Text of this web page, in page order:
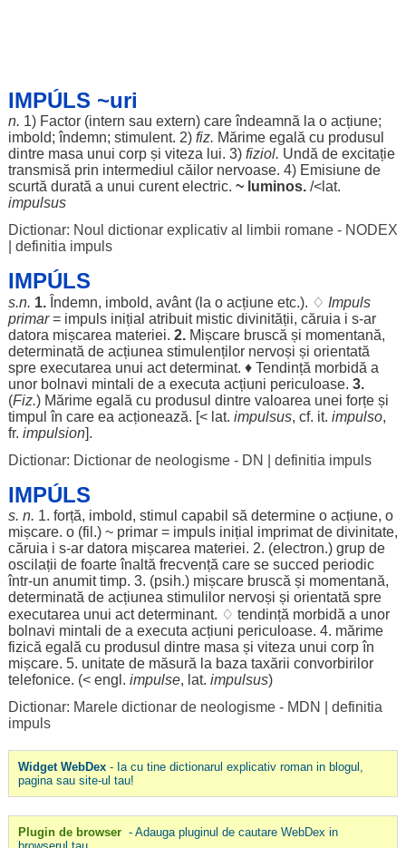
IMPÚLS ~uri
n. 1) Factor(intern sau extern) careîndeamnă la o acțiune;
imbold;îndemn; stimulent. 2) fiz. Mărime egală cu produsul
dintre masa unui corpși viteza lui. 3)fiziol. Undă de excitație
transmisă prin intermediul căilor nervoase. 4) Emisiunede
scurtă durată a unui curent electric. ~ luminos./<lat.
impulsus
Dictionar: Noul dictionar explicativ al limbii romane - NODEX
definitia impuls
IMPÚLS
s.n. 1. Îndemn, imbold, avânt(la o acțiuneetc.). ♢ Impuls
primar= impuls inițial atribuit mistic divinității, căruia i s-ar
datora mișcarea materiei. 2. Mișcare bruscă și momentană,
determinată de acțiunea stimulenților nervoși și orientată
spre executarea unui act determinat. ♦ Tendință morbidă a
unor bolnavi mintali de a executa acțiuni periculoase. 3.
(Fiz.) Mărime egală cu produsul dintre valoarea unei forțeși
timpul în care ea acționează. [< lat. impulsus, cf. it. impulso,
fr. impulsion].
Dictionar: Dictionar de neologisme - DN
definitia impuls
IMPÚLS
s. n. 1. forță, imbold, stimul capabil să determineo acțiune, o
mișcare. o (fil .) ~ primar= impuls inițial imprimatde divinitate,
căruia i s-ar datora mișcarea materiei. 2. (electron.) grupde
oscilații de foarte înaltă frecvență care se succed periodic
într-un anumit timp. 3. (psih.) mișcare bruscă și momentană,
determinată de acțiunea stimulilor nervoși și orientată spre
executarea unui act determinant. ♢ tendință morbidă a unor
bolnavi mintali de a executa acțiuni periculoase. 4. mărime
fizică egală cu produsul dintre masa și viteza unui corpîn
mișcare. 5. unitatede măsură la baza taxării convorbirilor
telefonice. (< engl. impulse, lat. impulsus)
Dictionar: Marele dictionar de neologisme - MDN
definitia
impuls
Widget WebDex- Ia cu tine dictionarul explicativ roman in blogul,
pagina sau site-ul tau!
Plugin de browser - Adauga pluginul de cautare WebDex in